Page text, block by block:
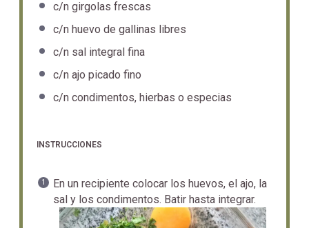
c/n girgolas frescas
c/n huevo de gallinas libres
c/n sal integral fina
c/n ajo picado fino
c/n condimentos, hierbas o especias
INSTRUCCIONES
En un recipiente colocar los huevos, el ajo, la
sal y los condimentos. Batir hasta integrar.